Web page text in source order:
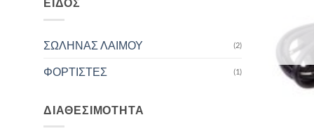
ΕΊΔΟΣ
ΣΩΛΗΝΑΣ ΛΑΙΜΟΥ (2)
ΦΟΡΤΙΣΤΕΣ (1)
ΔΙΑΘΕΣΙΜΌΤΗΤΑ